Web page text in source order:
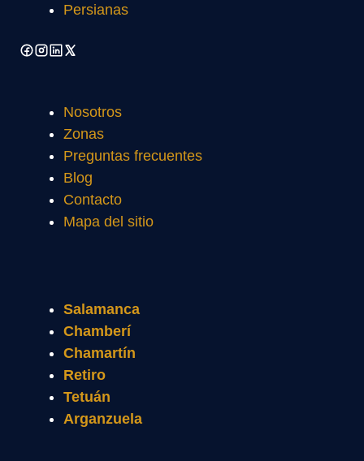
Persianas
Nosotros
Zonas
Preguntas frecuentes
Blog
Contacto
Mapa del sitio
Salamanca
Chamberí
Chamartín
Retiro
Tetuán
Arganzuela